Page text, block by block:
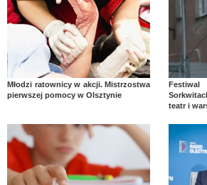
Młodzi ratownicy w akcji. Mistrzostwa
pierwszej pomocy w Olsztynie
teatr i